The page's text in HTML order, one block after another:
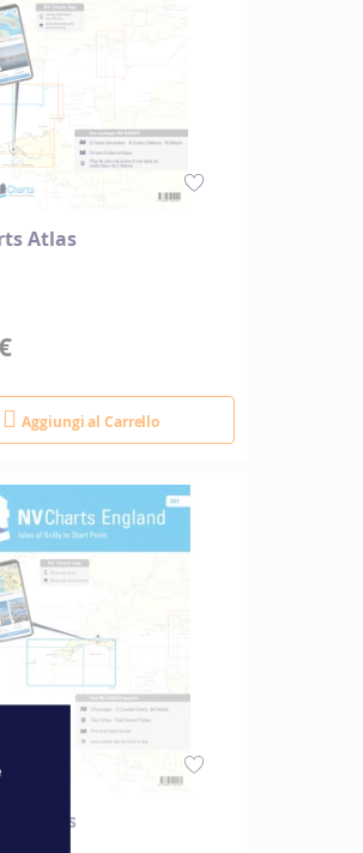
Atlas
Aggiungi al Carrello
Atlas